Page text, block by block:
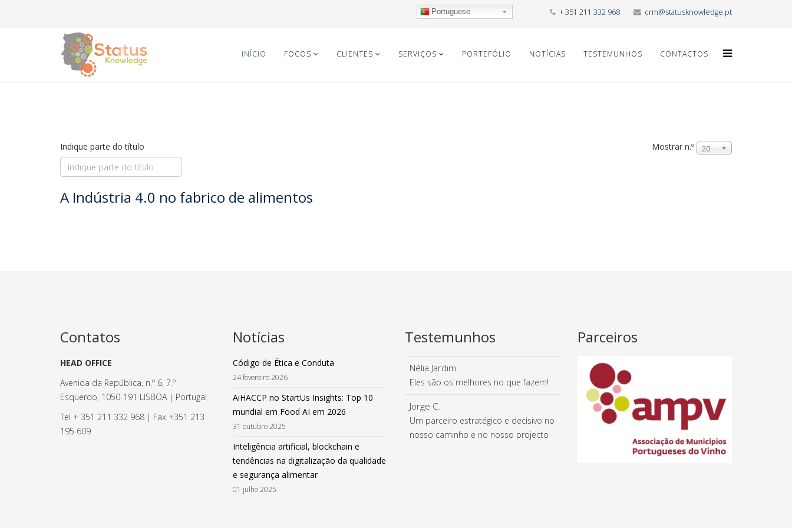
+ 351 211 332 968 crm@statusknowledge.pt
Portuguese
INÍCIO FOCOS CLIENTES SERVIÇOS PORTEFÓLIO NOTÍCIAS TESTEMUNHOS CONTACTOS
Indique parte do título Mostrar n.º 20
A Indústria 4.0 no fabrico de alimentos
Contatos
HEAD OFFICE
Avenida da República, n.º 6, 7.º
Esquerdo, 1050-191 LISBOA | Portugal
Tel + 351 211 332 968 | Fax +351 213
195 609
Notícias
Código de Ética e Conduta
24 fevereiro 2026
AiHACCP no StartUs Insights: Top 10
mundial em Food AI em 2026
31 outubro 2025
Inteligência artificial, blockchain e
tendências na digitalização da qualidade
e segurança alimentar
01 julho 2025
Testemunhos
Nélia Jardim
Eles são os melhores no que fazem!
Jorge C.
Um parceiro estratégico e decisivo no
nosso caminho e no nosso projecto
Parceiros